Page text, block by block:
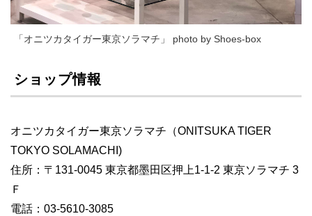
「オニツカタイガー東京ソラマチ」 photo by Shoes-box
ショップ情報
オニツカタイガー東京ソラマチ（ONITSUKA TIGER
TOKYO SOLAMACHI)
住所：〒131-0045 東京都墨田区押上1-1-2 東京ソラマチ 3
Ｆ
電話：03-5610-3085